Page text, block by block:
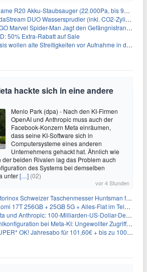
R20 Akku-Staubsauger (22.000Pa, bis 90 Min. Laufzeit) für 169€
DUO Wassersprudler (inkl. CO2-Zylinder) für 94€
Marvel Spider-Man Jagt den Gefängnistransporter (76349) für 32,99€
50% Extra-Rabatt auf Sale
alte Streitigkeiten vor Aufnahme in die Rock and Roll Hall of Fame begraben
hackte sich in eine andere
Menlo Park (dpa) - Nach den KI-Firmen
OpenAI und Anthropic muss auch der
Facebook-Konzern Meta einräumen,
dass seine KI-Software sich in
Computersysteme eines anderen
Unternehmens gehackt hat. Ähnlich wie
beiden Rivalen lag das Problem auch
des Systems bei demselben
unter[…] (02)
vor 4 Stunden
Schweizer Taschenmesser Huntsman für 32,99€
17T 256GB + 25GB 5G + Alles-Flat im Telekom-Netz für 9,99€/Monat
und Anthropic: 100-Milliarden-US-Dollar-Deal für KI-Rechenleistung
bei Meta-KI: Ungewollter Zugriff auf fremde Systeme
OK! Jahresabo für 101,60€ + bis zu 100€ Prämie